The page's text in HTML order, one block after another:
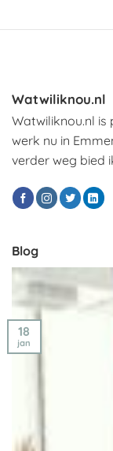
Watwiliknou.nl
Watwiliknou.nl is
werk nu in
verder weg bied
Blog
18
jan